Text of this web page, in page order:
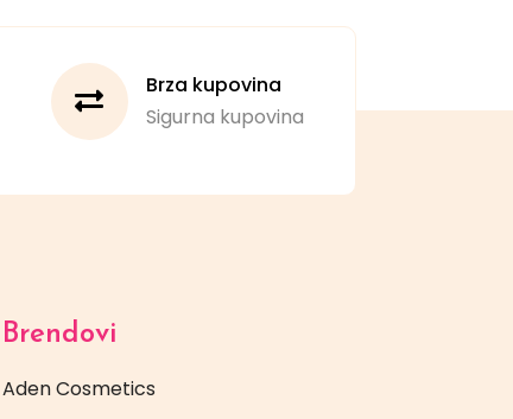
Brza kupovina
Sigurna kupovina
Brendovi
Aden Cosmetics